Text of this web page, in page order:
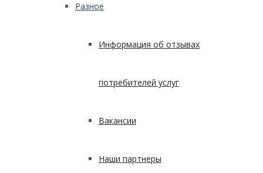
Разное
Информация об отзывах
потребителей услуг
Вакансии
Наши партнеры